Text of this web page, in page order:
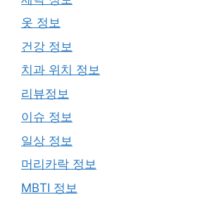
옷 정보
건강 정보
치과 위치 정보
리뷰정보
이슈 정보
일상 정보
머리카락 정보
MBTI 정보